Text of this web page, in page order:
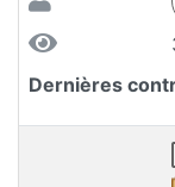
Dernières